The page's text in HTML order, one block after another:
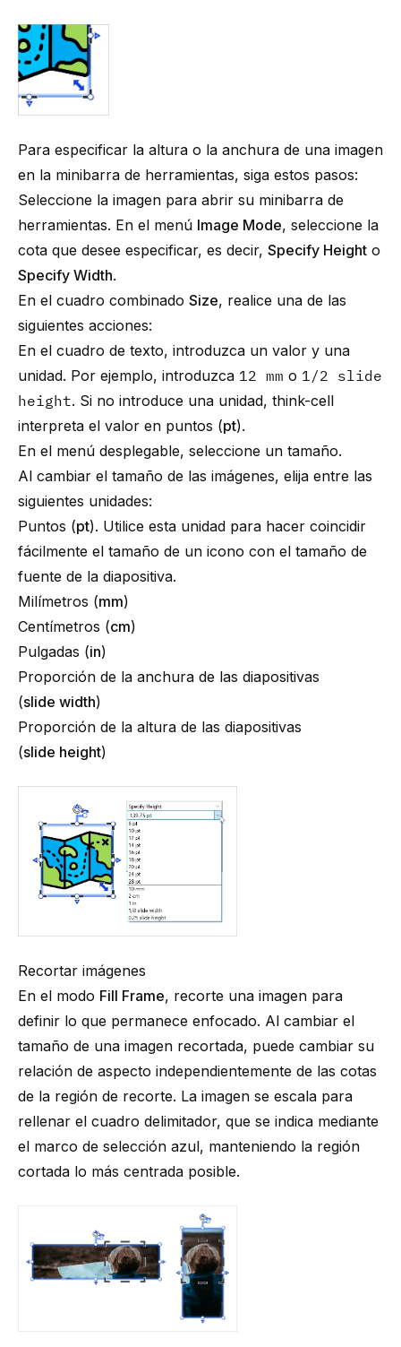
Para especificar la altura o la anchura de una imagen
en la minibarra de herramientas, siga estos pasos:
Seleccione la imagen para abrir su minibarra de
herramientas. En el menú Image Mode, seleccione la
cota que desee especificar, es decir, Specify Height o
Specify Width.
En el cuadro combinado Size, realice una de las
siguientes acciones:
En el cuadro de texto, introduzca un valor y una
unidad. Por ejemplo, introduzca 12 mm o 1/2 slide
height. Si no introduce una unidad, think-cell
interpreta el valor en puntos (pt).
En el menú desplegable, seleccione un tamaño.
Al cambiar el tamaño de las imágenes, elija entre las
siguientes unidades:
Puntos (pt). Utilice esta unidad para hacer coincidir
fácilmente el tamaño de un icono con el tamaño de
fuente de la diapositiva.
Milímetros (mm)
Centímetros (cm)
Pulgadas (in)
Proporción de la anchura de las diapositivas
(slide width)
Proporción de la altura de las diapositivas
(slide height)
Recortar imágenes
En el modo Fill Frame, recorte una imagen para
definir lo que permanece enfocado. Al cambiar el
tamaño de una imagen recortada, puede cambiar su
relación de aspecto independientemente de las cotas
de la región de recorte. La imagen se escala para
rellenar el cuadro delimitador, que se indica mediante
el marco de selección azul, manteniendo la región
cortada lo más centrada posible.